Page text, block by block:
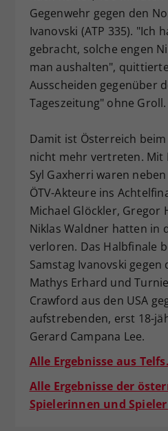
Gegenwehr gegen den
Ivanovski (ATP 335). "Ich
gebracht, solche engen
man aushalten",
Ausscheiden gegenüber
Tageszeitung" ohne Groll.
Damit ist Österreich
nicht mehr vertreten. Mit
Syl Gaxherri waren
ÖTV-Akteure ins
Michael Glöckler, Gregor
Niklas Waldner hatten in
verloren. Das Halbfinale
Samstag Ivanovski gegen
Mathys Erhard und
Crawford aus den USA
aufstrebenden, erst 18-
Gerard Campana Lee.
Alle Ergebnisse aus Telfs.
Alle Ergebnisse der
Spielerinnen und
Zweck
Dieser Wert
Einstellungen.
zufällig
historische
Webseiten-
hat.